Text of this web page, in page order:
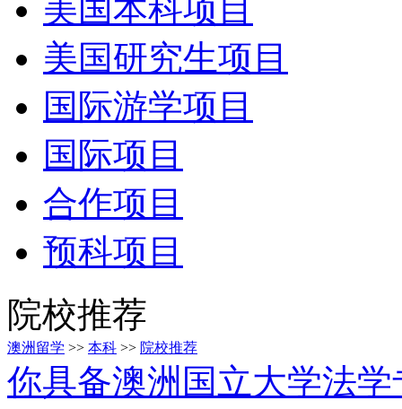
美国本科项目
美国研究生项目
国际游学项目
国际项目
合作项目
预科项目
院校推荐
澳洲留学 >> 本科 >> 院校推荐
你具备澳洲国立大学法